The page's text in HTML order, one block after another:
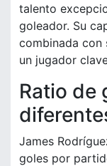
talento
goleador. Su
combinada con
un jugador
Ratio de
James
goles por